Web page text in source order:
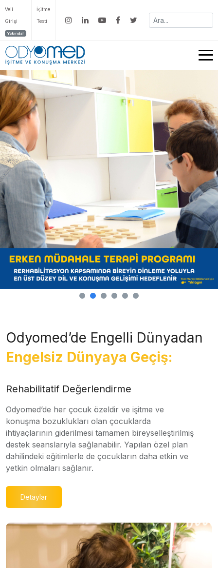
Veli
Girişi
Yakında!
İşitme
Testi
Odyomed’de Engelli Dünyadan
Engelsiz Dünyaya Geçiş:
Rehabilitatif Değerlendirme
Odyomed’de her çocuk özeldir ve işitme ve
konuşma bozuklukları olan çocuklarda
ihtiyaçlarının giderilmesi tamamen bireyselleştirilmiş
destek seanslarıyla sağlanabilir. Yapılan özel plan
dahilindeki eğitimlerle de çocukların daha etkin ve
yetkin olmaları sağlanır.
Detaylar